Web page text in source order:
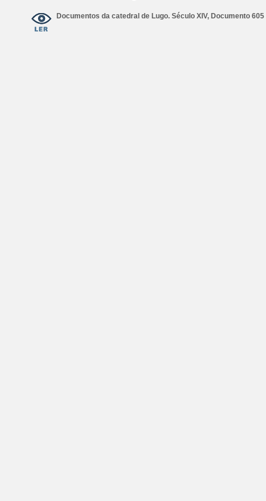
Documentos da catedral de Lugo. Século XIV, Documento 605